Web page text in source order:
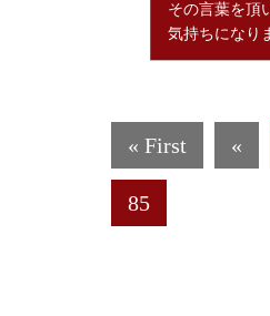
その言葉を頂
気持ちになり
« First «
85